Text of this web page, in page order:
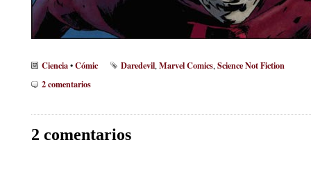
Ciencia•Cómic Daredevil, Marvel Comics, Science Not Fiction
2 comentarios
2 comentarios